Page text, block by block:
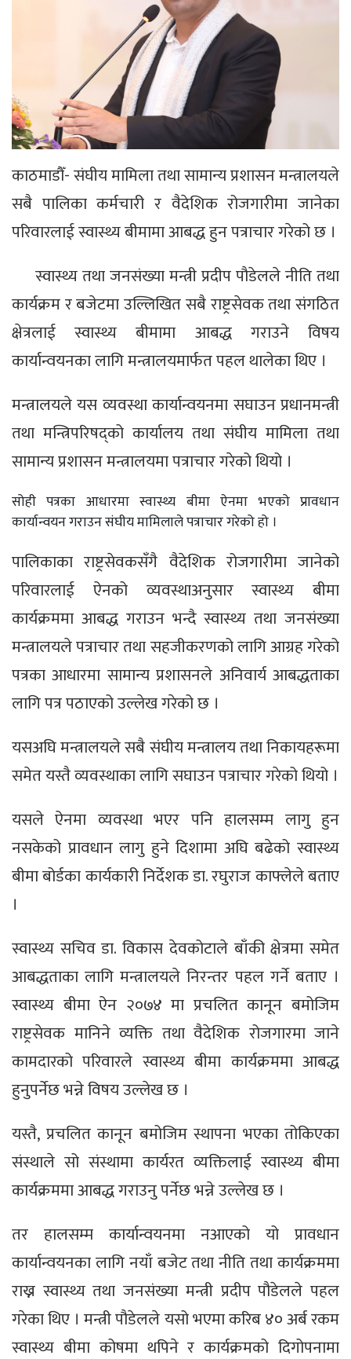
काठमाडौँ- संघीय मामिला तथा सामान्य प्रशासन मन्त्रालयले
सबै पालिका कर्मचारी र वैदेशिक रोजगारीमा जानेका
परिवारलाई स्वास्थ्य बीमामा आबद्ध हुन पत्राचार गरेको छ ।
स्वास्थ्य तथा जनसंख्या मन्त्री प्रदीप पौडेलले नीति तथा
कार्यक्रम र बजेटमा उल्लिखित सबै राष्ट्रसेवक तथा संगठित
क्षेत्रलाई स्वास्थ्य बीमामा आबद्ध गराउने विषय
कार्यान्वयनका लागि मन्त्रालयमार्फत पहल थालेका थिए ।
मन्त्रालयले यस व्यवस्था कार्यान्वयनमा सघाउन प्रधानमन्त्री
तथा मन्त्रिपरिषद्को कार्यालय तथा संघीय मामिला तथा
सामान्य प्रशासन मन्त्रालयमा पत्राचार गरेको थियो ।
सोही पत्रका आधारमा स्वास्थ्य बीमा ऐनमा भएको प्रावधान
कार्यान्वयन गराउन संघीय मामिलाले पत्राचार गरेको हो ।
पालिकाका राष्ट्रसेवकसँगै वैदेशिक रोजगारीमा जानेको
परिवारलाई ऐनको व्यवस्थाअनुसार स्वास्थ्य बीमा
कार्यक्रममा आबद्ध गराउन भन्दै स्वास्थ्य तथा जनसंख्या
मन्त्रालयले पत्राचार तथा सहजीकरणको लागि आग्रह गरेको
पत्रका आधारमा सामान्य प्रशासनले अनिवार्य आबद्धताका
लागि पत्र पठाएको उल्लेख गरेको छ ।
यसअघि मन्त्रालयले सबै संघीय मन्त्रालय तथा निकायहरूमा
समेत यस्तै व्यवस्थाका लागि सघाउन पत्राचार गरेको थियो ।
यसले ऐनमा व्यवस्था भएर पनि हालसम्म लागु हुन
नसकेको प्रावधान लागु हुने दिशामा अघि बढेको स्वास्थ्य
बीमा बोर्डका कार्यकारी निर्देशक डा. रघुराज काफ्लेले बताए
।
स्वास्थ्य सचिव डा. विकास देवकोटाले बाँकी क्षेत्रमा समेत
आबद्धताका लागि मन्त्रालयले निरन्तर पहल गर्ने बताए ।
स्वास्थ्य बीमा ऐन २०७४ मा प्रचलित कानून बमोजिम
राष्ट्रसेवक मानिने व्यक्ति तथा वैदेशिक रोजगारमा जाने
कामदारको परिवारले स्वास्थ्य बीमा कार्यक्रममा आबद्ध
हुनुपर्नेछ भन्ने विषय उल्लेख छ ।
यस्तै, प्रचलित कानून बमोजिम स्थापना भएका तोकिएका
संस्थाले सो संस्थामा कार्यरत व्यक्तिलाई स्वास्थ्य बीमा
कार्यक्रममा आबद्ध गराउनु पर्नेछ भन्ने उल्लेख छ ।
तर हालसम्म कार्यान्वयनमा नआएको यो प्रावधान
कार्यान्वयनका लागि नयाँ बजेट तथा नीति तथा कार्यक्रममा
राख्न स्वास्थ्य तथा जनसंख्या मन्त्री प्रदीप पौडेलले पहल
गरेका थिए । मन्त्री पौडेलले यसो भएमा करिब ४० अर्ब रकम
स्वास्थ्य बीमा कोषमा थपिने र कार्यक्रमको दिगोपनामा